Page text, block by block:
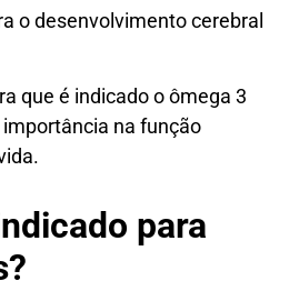
o desenvolvimento cerebral
que é indicado o ômega 3
na função
para